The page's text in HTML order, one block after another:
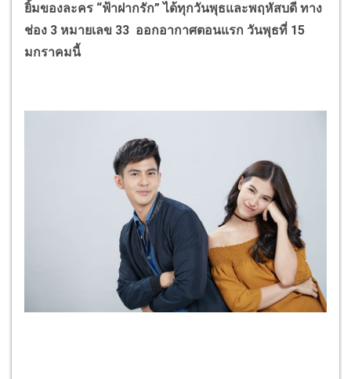
ยิ้มของละคร “ฟ้าฝากรัก” ได้ทุกวันพุธและพฤหัสบดี ทาง
ช่อง 3 หมายเลข 33 ออกอากาศตอนแรก วันพุธที่ 15
มกราคมนี้